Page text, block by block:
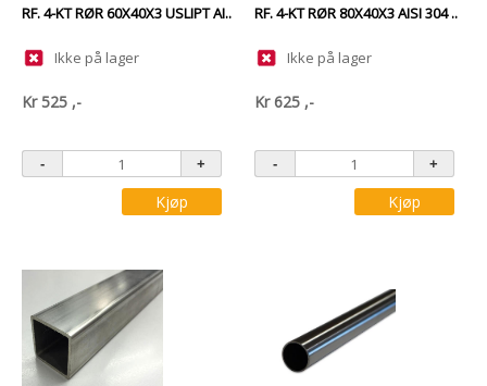
RF. 4-KT RØR 60X40X3 USLIPT AI..
Ikke på lager
Kr525 ,-
Kjøp
RF. 4-KT RØR 80X40X3 AISI 304 ..
Ikke på lager
Kr625 ,-
Kjøp